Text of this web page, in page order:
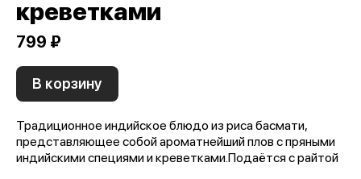
креветками
799 ₽
В корзину
Традиционное индийское блюдо из риса басмати,
представляющее собой ароматнейший плов с пряными
индийскими специями и креветками.Подаётся с райтой